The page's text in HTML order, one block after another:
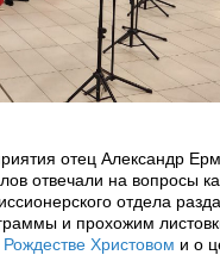
отец Александр
отвечали на вопросы
отдела
и прохожим
Рождестве Христовом и о